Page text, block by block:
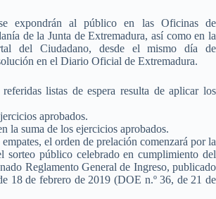
expondrán al público en las Oficinas de
de la Junta de Extremadura, así como en la
del Ciudadano, desde el mismo día de
en el Diario Oficial de Extremadura.
listas de espera resulta de aplicar los
aprobados.
la suma de los ejercicios aprobados.
empates, el orden de prelación comenzará por la
sorteo público celebrado en cumplimiento del
Reglamento General de Ingreso, publicado
18 de febrero de 2019 (DOE n.º 36, de 21 de